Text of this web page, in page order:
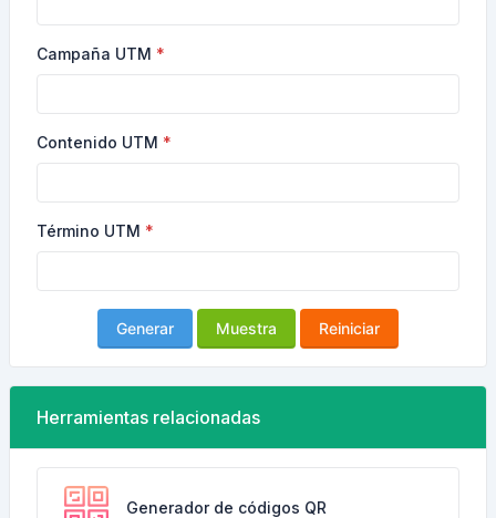
Campaña UTM
Contenido UTM
Término UTM
Generar Muestra Reiniciar
Herramientas relacionadas
Generador de códigos QR